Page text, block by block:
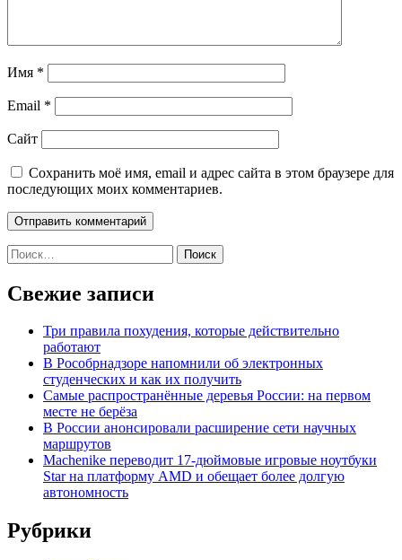
Имя *
Email *
Сайт
Сохранить моё имя, email и адрес сайта в этом браузере для
последующих моих комментариев.
Найти:
Свежие записи
Три правила похудения, которые действительно
работают
В Рособрнадзоре напомнили об электронных
студенческих и как их получить
Самые распространённые деревья России: на первом
месте не берёза
В России анонсировали расширение сети научных
маршрутов
Machenike переводит 17-дюймовые игровые ноутбуки
Star на платформу AMD и обещает более долгую
автономность
Рубрики